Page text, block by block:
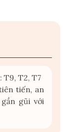
T9, T2, T7
tiến, an
gũi với